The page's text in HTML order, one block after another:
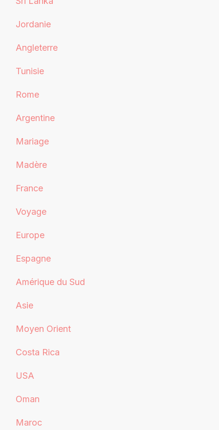
Jordanie
Angleterre
Tunisie
Rome
Argentine
Mariage
Madère
France
Voyage
Europe
Espagne
Amérique du Sud
Asie
Moyen Orient
Costa Rica
USA
Oman
Maroc